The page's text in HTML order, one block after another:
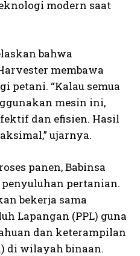
modern saat
bahwa
membawa
petani. “Kalau semua
mesin ini,
dan efisien. Hasil
ujarnya.
panen, Babinsa
pertanian.
bekerja sama
Lapangan (PPL) guna
dan keterampilan
di wilayah binaan.